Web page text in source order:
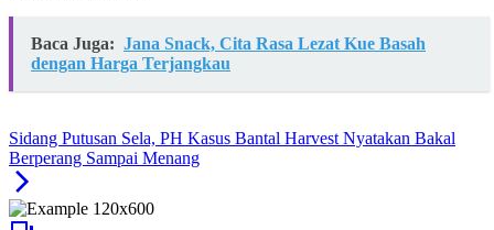
Baca Juga: Jana Snack, Cita Rasa Lezat Kue Basah
dengan Harga Terjangkau
Sidang Putusan Sela, PH Kasus Bantal Harvest Nyatakan Bakal
Berperang Sampai Menang